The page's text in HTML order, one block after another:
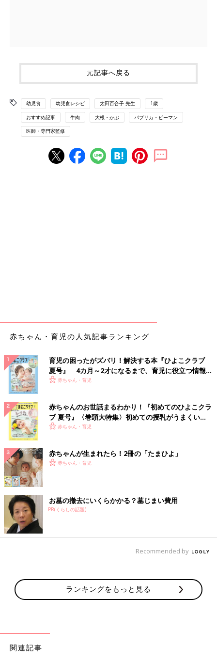
元記事へ戻る
幼児食 幼児食レシピ 太田百合子 先生 1歳
おすすめ記事 牛肉 大根・かぶ パプリカ・ピーマン
医師・専門家監修
赤ちゃん・育児の人気記事ランキング
育児の困ったがズバリ！解決する本『ひよこクラブ
夏号』 4カ月～2才になるまで、育児に役立つ情報が
いっぱい！
赤ちゃん・育児
赤ちゃんのお世話まるわかり！『初めてのひよこクラ
ブ 夏号』〈巻頭大特集〉初めての授乳がうまくい
く！ おっぱい・ミルクの基本と夏のトラブル 解決テ
赤ちゃん・育児
赤ちゃんが生まれたら！2冊の「たまひよ」
赤ちゃん・育児
お墓の撤去にいくらかかる？墓じまい費用
PR(くらしの話題)
Recommended by
ランキングをもっと見る
関連記事